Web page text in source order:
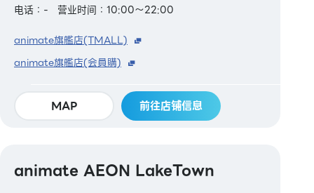
电话：-
营业时间：10:00～22:00
animate旗艦店(TMALL)
animate旗艦店(会員購)
MAP 前往店铺信息
animate AEON LakeTown